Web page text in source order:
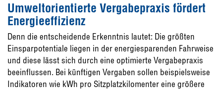
Umweltorientierte Vergabepraxis fördert
Energieeffizienz
Denn die entscheidende Erkenntnis lautet: Die größten
Einsparpotentiale liegen in der energiesparenden Fahrweise
und diese lässt sich durch eine optimierte Vergabepraxis
beeinflussen. Bei künftigen Vergaben sollen beispielsweise
Indikatoren wie kWh pro Sitzplatzkilomenter eine größere